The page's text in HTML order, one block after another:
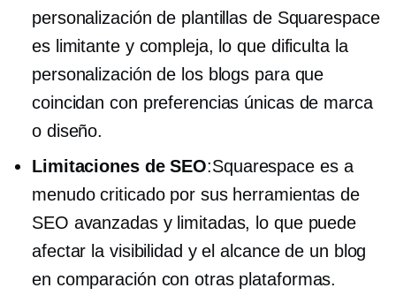
personalización de plantillas de Squarespace
es limitante y compleja, lo que dificulta la
personalización de los blogs para que
coincidan con preferencias únicas de marca
o diseño.
Limitaciones de SEO:Squarespace es a
menudo criticado por sus herramientas de
SEO avanzadas y limitadas, lo que puede
afectar la visibilidad y el alcance de un blog
en comparación con otras plataformas.